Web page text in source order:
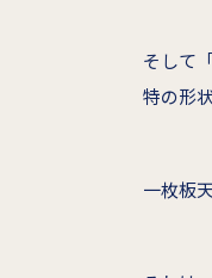
そして
特の形
一枚板